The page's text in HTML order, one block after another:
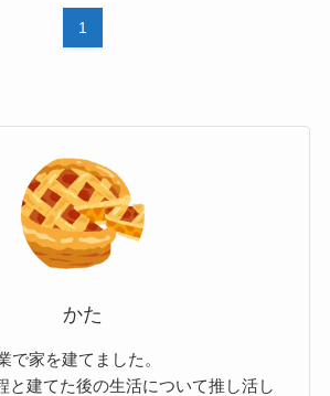
1
かた
で家を建てました。
と建てた後の生活について推し活し